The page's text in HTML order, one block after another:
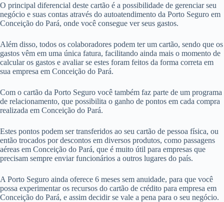
O principal diferencial deste cartão é a possibilidade de gerenciar seu
negócio e suas contas através do autoatendimento da Porto Seguro em
Conceição do Pará, onde você consegue ver seus gastos.
Além disso, todos os colaboradores podem ter um cartão, sendo que os
gastos vêm em uma única fatura, facilitando ainda mais o momento de
calcular os gastos e avaliar se estes foram feitos da forma correta em
sua empresa em Conceição do Pará.
Com o cartão da Porto Seguro você também faz parte de um programa
de relacionamento, que possibilita o ganho de pontos em cada compra
realizada em Conceição do Pará.
Estes pontos podem ser transferidos ao seu cartão de pessoa física, ou
então trocados por descontos em diversos produtos, como passagens
aéreas em Conceição do Pará, que é muito útil para empresas que
precisam sempre enviar funcionários a outros lugares do país.
A Porto Seguro ainda oferece 6 meses sem anuidade, para que você
possa experimentar os recursos do cartão de crédito para empresa em
Conceição do Pará, e assim decidir se vale a pena para o seu negócio.